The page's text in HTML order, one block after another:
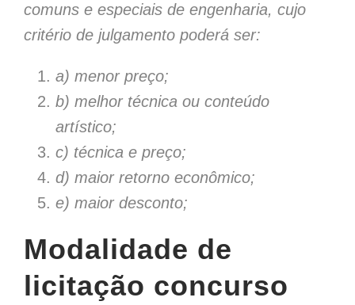
comuns e especiais de engenharia, cujo
critério de julgamento poderá ser:
a) menor preço;
b) melhor técnica ou conteúdo
artístico;
c) técnica e preço;
d) maior retorno econômico;
e) maior desconto;
Modalidade de
licitação concurso